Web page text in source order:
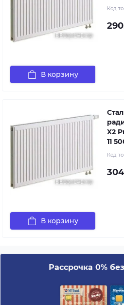
Код
В корзину
X2
11
Код
В корзину
Рассрочка 0%